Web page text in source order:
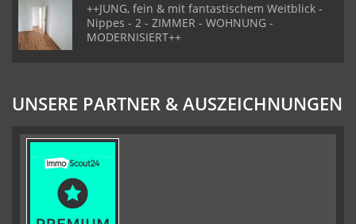
++JUNG, fein & mit fantastischem Weitblick -
Nippes - 2 - ZIMMER - WOHNUNG -
MODERNISIERT++
UNSERE PARTNER & AUSZEICHNUNGEN